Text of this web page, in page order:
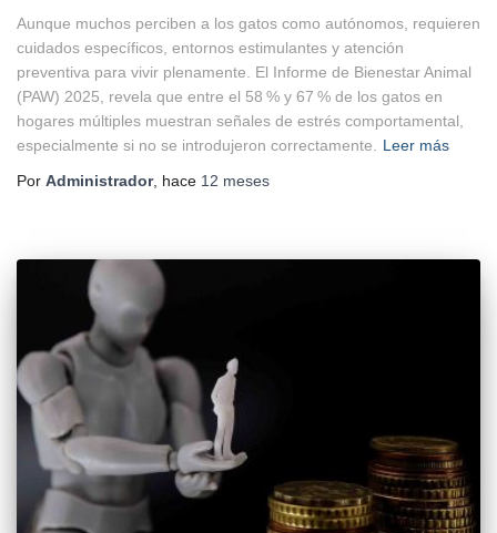
Aunque muchos perciben a los gatos como autónomos, requieren
cuidados específicos, entornos estimulantes y atención
preventiva para vivir plenamente. El Informe de Bienestar Animal
(PAW) 2025, revela que entre el 58 % y 67 % de los gatos en
hogares múltiples muestran señales de estrés comportamental,
especialmente si no se introdujeron correctamente.
Leer más
Por Administrador, hace 12 meses